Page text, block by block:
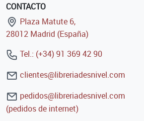
CONTACTO
Plaza Matute 6,
28012 Madrid (España)
Tel.: (+34) 91 369 42 90
clientes@libreriadesnivel.com
pedidos@libreriadesnivel.com
(pedidos de internet)